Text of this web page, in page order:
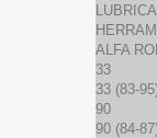
ALFA
33
33 (83-
90
90 (84-